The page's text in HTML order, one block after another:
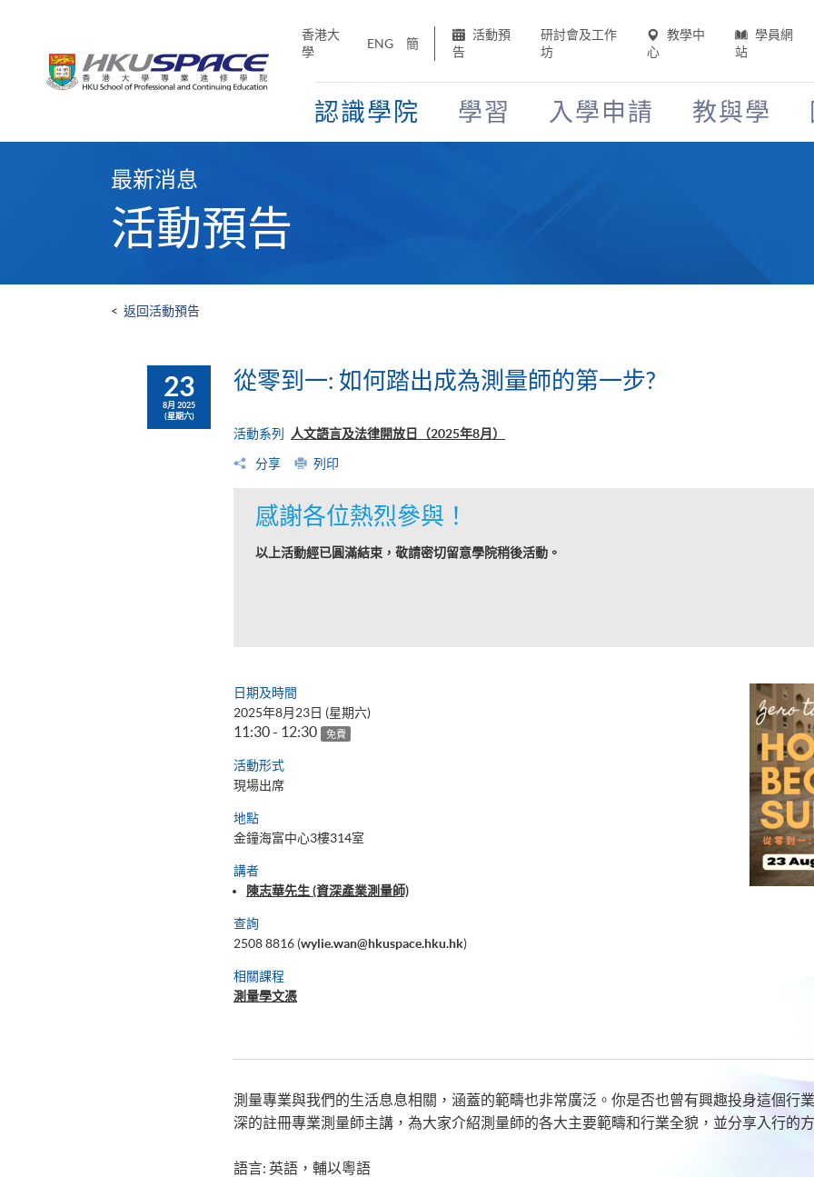
香港大
學
ENG 簡
活動預
告
研討會及工作
坊
教學中
心
學員網
站
認識學院 學習 入學申請 教與學
最新消息
活動預告
< 返回活動預告
23
8月 2025
(星期六)
從零到一: 如何踏出成為測量師的第一步?
活動系列 人文語言及法律開放日（2025年8月）
分享 列印
感謝各位熱烈參與！
以上活動經已圓滿結束，敬請密切留意學院稍後活動。
日期及時間
2025年8月23日 (星期六)
11:30 - 12:30 免費
活動形式
現場出席
地點
金鐘海富中心3樓314室
講者
陳志華先生 (資深產業測量師)
查詢
2508 8816 (wylie.wan@hkuspace.hku.hk)
相關課程
測量學文憑
測量專業與我們的生活息息相關，涵蓋的範疇也非常廣泛。你是否也曾有興趣投身這個行
深的註冊專業測量師主講，為大家介紹測量師的各大主要範疇和行業全貌，並分享入行的
語言: 英語，輔以粵語